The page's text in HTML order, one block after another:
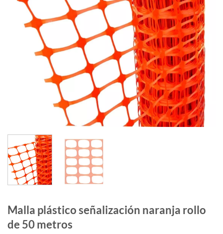
Malla plástico señalización naranja rollo
de 50 metros